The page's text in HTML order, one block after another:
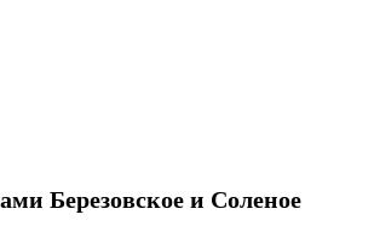
Березовское и Соленое